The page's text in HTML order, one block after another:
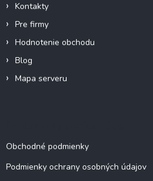
Kontakty
Pre firmy
Hodnotenie obchodu
Blog
Mapa serveru
Obchodné podmienky
Podmienky ochrany osobných údajov